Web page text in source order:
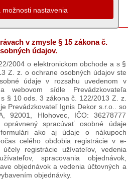
údajov
v zmysle § 15 zákona č.
údajov.
2004 o elektronickom obchode a s §
Z. z. o ochrane osobných údajov ste
údaje v rozsahu uvedenom v
webovom sídle Prevádzkovateľa
§ 10 ods. 3 zákona č. 122/2013 Z. z.
Prevádzkovateľ Ignis Dekor s.r.o.. so
92001, Hlohovec, IČO: 36278777
spracúvať osobné údaje
ako aj údaje o nákupoch
celého obdobia registrácie v e-
registrácie užívateľov, vedenia
spracovania objednávok,
objednávok a vedenia účtovných a
objednávky.